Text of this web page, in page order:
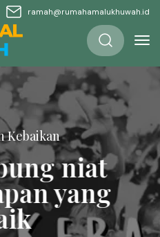
ramah@rumahamalukhuwah.id
Kebaikan
niat
yang